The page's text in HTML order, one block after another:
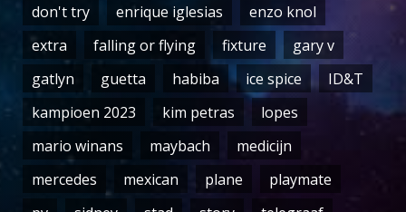
don't try
enrique iglesias
enzo knol
extra
falling or flying fixture
gary v
gatlyn
guetta habiba ice spice
ID&T
kampioen 2023
kim petras
lopes
mario winans
maybach
medicijn
mercedes
mexican plane
playmate